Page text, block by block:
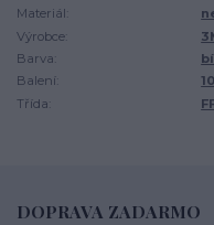
Materiál:
Výrobce:
Barva:
Balení:
Třída:
DOPRAVA ZADARMO